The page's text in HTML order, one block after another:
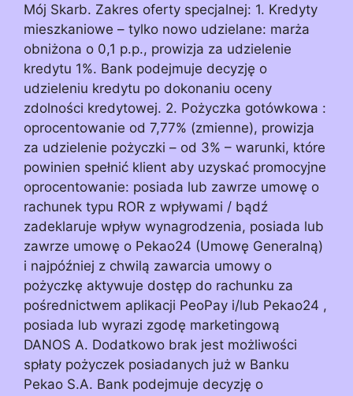
Mój Skarb. Zakres oferty specjalnej: 1. Kredyty
mieszkaniowe – tylko nowo udzielane: marża
obniżona o 0,1 p.p., prowizja za udzielenie
kredytu 1%. Bank podejmuje decyzję o
udzieleniu kredytu po dokonaniu oceny
zdolności kredytowej. 2. Pożyczka gotówkowa :
oprocentowanie od 7,77% (zmienne), prowizja
za udzielenie pożyczki – od 3% – warunki, które
powinien spełnić klient aby uzyskać promocyjne
oprocentowanie: posiada lub zawrze umowę o
rachunek typu ROR z wpływami / bądź
zadeklaruje wpływ wynagrodzenia, posiada lub
zawrze umowę o Pekao24 (Umowę Generalną)
i najpóźniej z chwilą zawarcia umowy o
pożyczkę aktywuje dostęp do rachunku za
pośrednictwem aplikacji PeoPay i/lub Pekao24 ,
posiada lub wyrazi zgodę marketingową
DANOS A. Dodatkowo brak jest możliwości
spłaty pożyczek posiadanych już w Banku
Pekao S.A. Bank podejmuje decyzję o